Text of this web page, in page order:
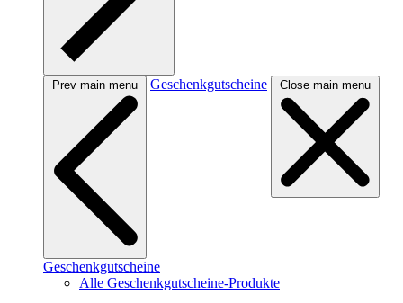
Prev main menu Geschenkgutscheine Close main menu
Geschenkgutscheine
Alle Geschenkgutscheine-Produkte